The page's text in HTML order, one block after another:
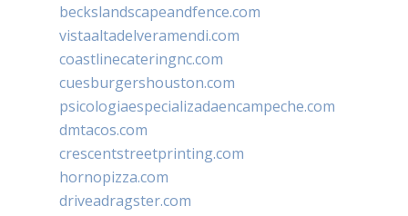
beckslandscapeandfence.com
vistaaltadelveramendi.com
coastlinecateringnc.com
cuesburgershouston.com
psicologiaespecializadaencampeche.com
dmtacos.com
crescentstreetprinting.com
hornopizza.com
driveadragster.com